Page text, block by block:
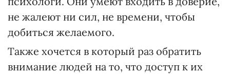
не жалеют ни сил, не времени, чтобы
добиться желаемого.
Также хочется в который раз обратить
внимание людей на то, что доступ к их